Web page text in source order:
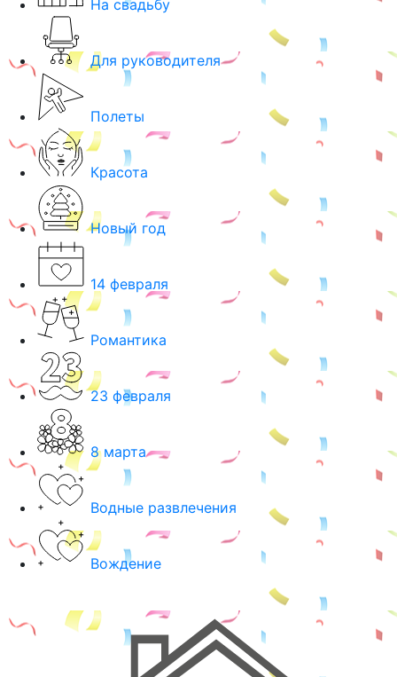
На свадьбу
Для руководителя
Полеты
Красота
Новый год
14 февраля
Романтика
23 февраля
8 марта
Водные развлечения
Вождение